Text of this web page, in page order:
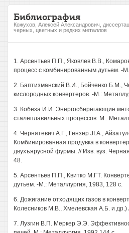
Библиография
Кожухов, Алексей Александрович,
черных, цветных и редких металлов
1. Арсентьев П.П., Яковлев В.В.,
процесс с комбинированным дутьем. -
2. Баптизманский В.И., Бойченко Б.М.,
кислородных конвертеров. -М.:
3. Кобеза И.И. Энергосберегающие
сталеплавильных процессов. М.:
4. Чернятевич А.Г., Гензер JI.A.,
Комбинированная продувка в
двухъярусной фурмы. // Изв. вуз.
48.
5. Арсентьев П.П., Квитко М.ГТ.
дутьем. -М.: Металлургия, 1983, 128 с.
6. Дожигание отходящих газов в
Колесников М.В., Хмелевская А.Б. и
7. Лузгин В.П. Меркер Э.Э.